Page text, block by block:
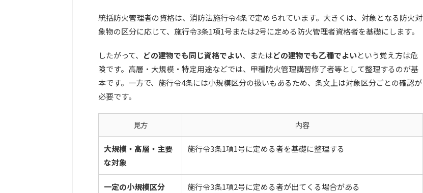
統括防火管理者の資格は、消防法施行令4条で定められています。大きくは、対象となる防火対
象物の区分に応じて、施行令3条1項1号または2号に定める防火管理者資格者を基礎にします。
したがって、 どの建物でも同じ資格でよい、またはどの建物でも乙種でよいという覚え方は危
険です。高層・大規模・特定用途などでは、甲種防火管理講習修了者等として整理するのが基
本です。一方で、施行令4条には小規模区分の扱いもあるため、条文上は対象区分ごとの確認が
必要です。
見方 内容
大規模・高層・主要
な対象
施行令3条1項1号に定める者を基礎に整理する
一定の小規模区分 施行令3条1項2号に定める者が出てくる場合がある